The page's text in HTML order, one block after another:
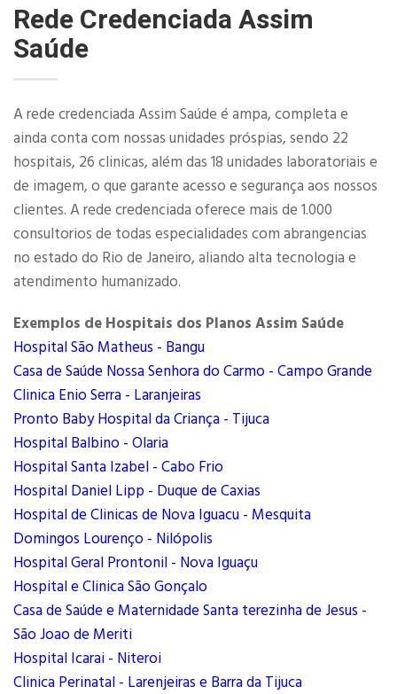
Rede Credenciada Assim
Saúde
A rede credenciada Assim Saúde é ampa, completa e
ainda conta com nossas unidades próspias, sendo 22
hospitais, 26 clinicas, além das 18 unidades laboratoriais e
de imagem, o que garante acesso e segurança aos nossos
clientes. A rede credenciada oferece mais de 1.000
consultorios de todas especialidades com abrangencias
no estado do Rio de Janeiro, aliando alta tecnologia e
atendimento humanizado.
Exemplos de Hospitais dos Planos Assim Saúde
Hospital São Matheus - Bangu
Casa de Saúde Nossa Senhora do Carmo - Campo Grande
Clinica Enio Serra - Laranjeiras
Pronto Baby Hospital da Criança - Tijuca
Hospital Balbino - Olaria
Hospital Santa Izabel - Cabo Frio
Hospital Daniel Lipp - Duque de Caxias
Hospital de Clinicas de Nova Iguacu - Mesquita
Domingos Lourenço - Nilópolis
Hospital Geral Prontonil - Nova Iguaçu
Hospital e Clinica São Gonçalo
Casa de Saúde e Maternidade Santa terezinha de Jesus -
São Joao de Meriti
Hospital Icarai - Niteroi
Clinica Perinatal - Larenjeiras e Barra da Tijuca